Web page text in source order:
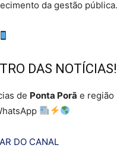
da gestão pública.
DAS NOTÍCIAS!
de Ponta Porã e região
DO CANAL